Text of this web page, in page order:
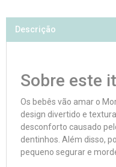
Descrição
Sobre este
Os bebês vão amar o
design divertido e
desconforto causado
dentinhos. Além disso,
pequeno segurar e